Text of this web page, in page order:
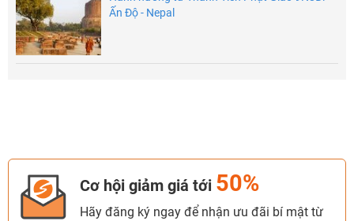
Ấn Độ - Nepal
Cơ hội giảm giá tới 50%
Hãy đăng ký ngay để nhận ưu đãi bí mật từ